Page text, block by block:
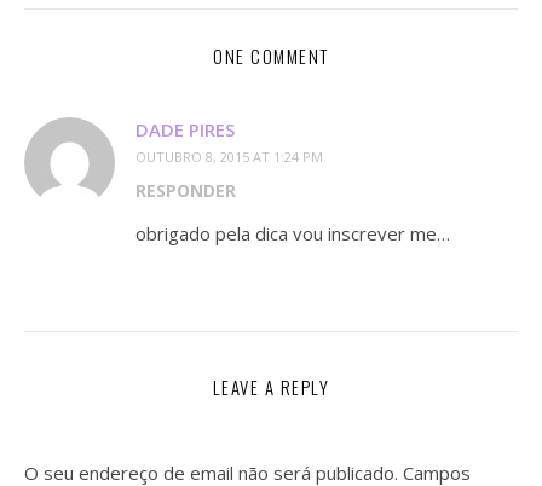
ONE COMMENT
DADE PIRES
OUTUBRO 8, 2015 AT 1:24 PM
RESPONDER
obrigado pela dica vou inscrever me…
LEAVE A REPLY
O seu endereço de email não será publicado. Campos